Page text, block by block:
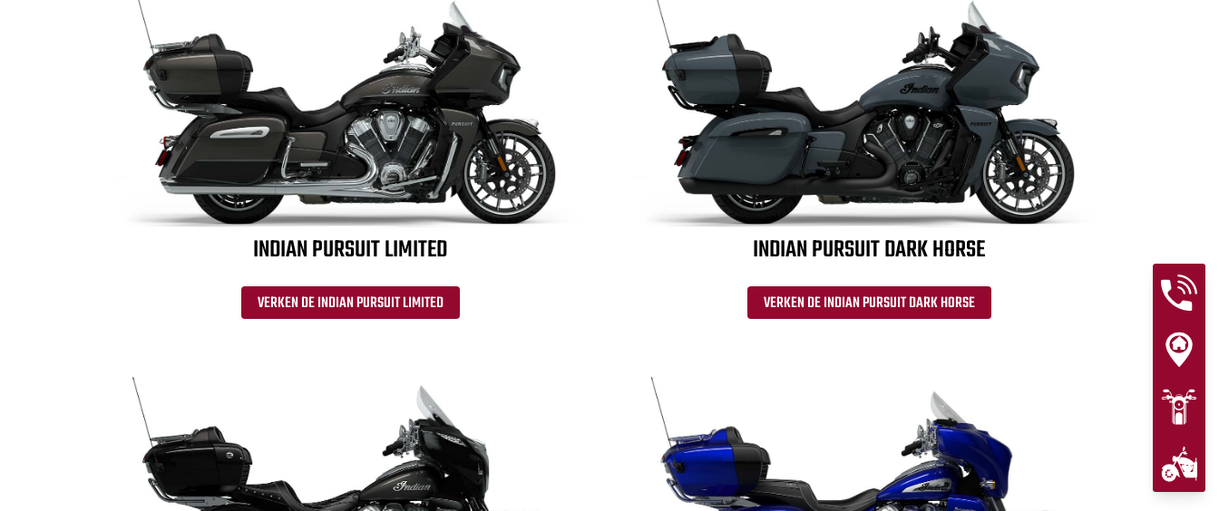
INDIAN PURSUIT LIMITED
VERKEN DE INDIAN PURSUIT LIMITED
INDIAN PURSUIT DARK HORSE
VERKEN DE INDIAN PURSUIT DARK HORSE